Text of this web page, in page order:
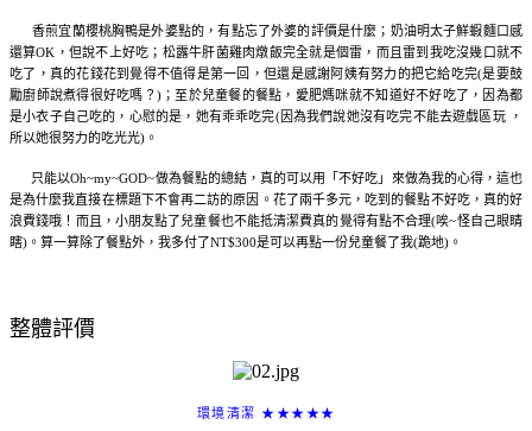
香煎宜蘭櫻桃胸鴨是外婆點的，有點忘了外婆的評價是什麼；奶油明太子鮮蝦麵口感
還算OK，但說不上好吃；松露牛肝菌雞肉燉飯完全就是個雷，而且雷到我吃沒幾口就不
吃了，真的花錢花到覺得不值得是第一回，但還是感謝阿姨有努力的把它給吃完(是要鼓
勵廚師說煮得很好吃嗎？)；至於兒童餐的餐點，愛肥媽咪就不知道好不好吃了，因為都
是小衣子自己吃的，心慰的是，她有乖乖吃完(因為我們說她沒有吃完不能去遊戲區玩 ，
所以她很努力的吃光光)。
只能以Oh~my~GOD~做為餐點的總結，真的可以用「不好吃」來做為我的心得，這也
是為什麼我直接在標題下不會再二訪的原因。花了兩千多元，吃到的餐點不好吃，真的好
浪費錢哦！而且，小朋友點了兒童餐也不能抵清潔費真的覺得有點不合理(唉~怪自己眼睛
瞎)。算一算除了餐點外，我多付了NT$300是可以再點一份兒童餐了我(跪地)。
整體評價
環境清潔 ★★★★★